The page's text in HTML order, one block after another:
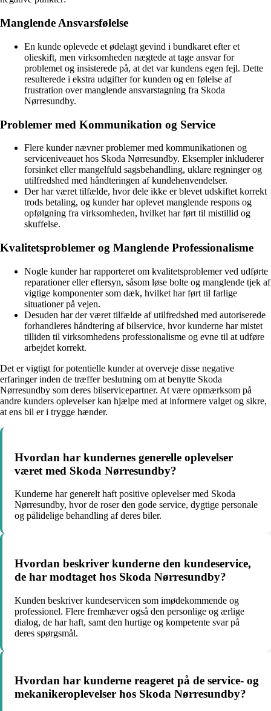
Manglende Ansvarsfølelse
En kunde oplevede et ødelagt gevind i bundkaret efter et
olieskift, men virksomheden nægtede at tage ansvar for
problemet og insisterede på, at det var kundens egen fejl. Dette
resulterede i ekstra udgifter for kunden og en følelse af
frustration over manglende ansvarstagning fra Skoda
Nørresundby.
Problemer med Kommunikation og Service
Flere kunder nævner problemer med kommunikationen og
serviceniveauet hos Skoda Nørresundby. Eksempler inkluderer
forsinket eller mangelfuld sagsbehandling, uklare regninger og
utilfredshed med håndteringen af kundehenvendelser.
Der har været tilfælde, hvor dele ikke er blevet udskiftet korrekt
trods betaling, og kunder har oplevet manglende respons og
opfølgning fra virksomheden, hvilket har ført til mistillid og
skuffelse.
Kvalitetsproblemer og Manglende Professionalisme
Nogle kunder har rapporteret om kvalitetsproblemer ved udførte
reparationer eller eftersyn, såsom løse bolte og manglende tjek af
vigtige komponenter som dæk, hvilket har ført til farlige
situationer på vejen.
Desuden har der været tilfælde af utilfredshed med autoriserede
forhandleres håndtering af bilservice, hvor kunderne har mistet
tilliden til virksomhedens professionalisme og evne til at udføre
arbejdet korrekt.
Det er vigtigt for potentielle kunder at overveje disse negative
erfaringer inden de træffer beslutning om at benytte Skoda
Nørresundby som deres bilservicepartner. At være opmærksom på
andre kunders oplevelser kan hjælpe med at informere valget og sikre,
at ens bil er i trygge hænder.
Hvordan har kundernes generelle oplevelser
været med Skoda Nørresundby?
Kunderne har generelt haft positive oplevelser med Skoda
Nørresundby, hvor de roser den gode service, dygtige personale
og pålidelige behandling af deres biler.
Hvordan beskriver kunderne den kundeservice,
de har modtaget hos Skoda Nørresundby?
Kunden beskriver kundeservicen som imødekommende og
professionel. Flere fremhæver også den personlige og ærlige
dialog, de har haft, samt den hurtige og kompetente svar på
deres spørgsmål.
Hvordan har kunderne reageret på de service- og
mekanikeroplevelser hos Skoda Nørresundby?